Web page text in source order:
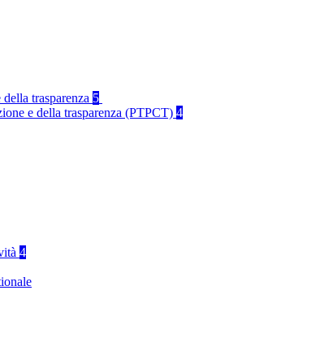
trasparenza 5
e della trasparenza (PTPCT) 4
4